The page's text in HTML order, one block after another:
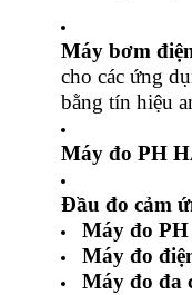
Máy bơm
cho các ứng
bằng tín hiệu
Máy đo PH
Đầu đo cảm
Máy đo
Máy đo
Máy đo đa